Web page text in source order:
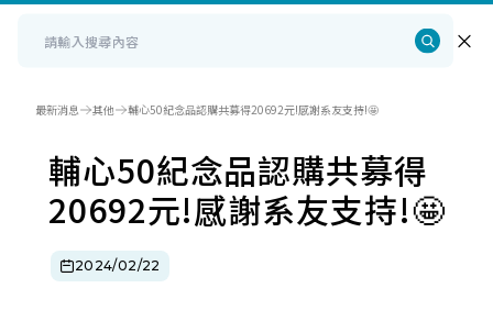
最新消息 其他 輔心50紀念品認購共募得20692元!感謝系友支持!🤩
輔心50紀念品認購共募得
20692元!感謝系友支持!🤩
2024/02/22